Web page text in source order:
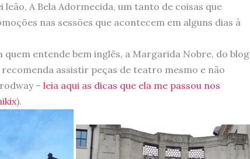
leão, A Bela Adormecida, um tanto de coisas que
nas sessões que acontecem em alguns dias à
quem entende bem inglês, a Margarida Nobre, do blog
recomenda assistir peças de teatro mesmo e não
– leia aqui as dicas que ela me passou nos
).